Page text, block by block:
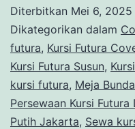
Pita
Biru
Cover
Ketat
Putih
Diterbitkan Mei 6, 2025
Dikategorikan dalam
futura, Kursi Futura
Kursi Futura Susun,
kursi futura, Meja
Persewaan Kursi
Putih Jakarta, Sewa